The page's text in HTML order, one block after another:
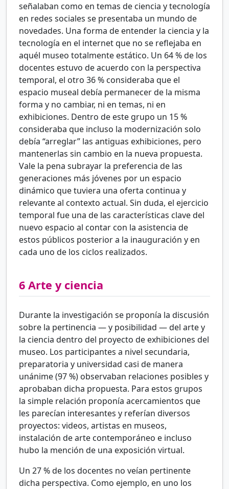
señalaban como en temas de ciencia y tecnología
en redes sociales se presentaba un mundo de
novedades. Una forma de entender la ciencia y la
tecnología en el internet que no se reflejaba en
aquél museo totalmente estático. Un 64% de los
docentes estuvo de acuerdo con la perspectiva
temporal, el otro 36% consideraba que el
espacio museal debía permanecer de la misma
forma y no cambiar, ni en temas, ni en
exhibiciones. Dentro de este grupo un 15%
consideraba que incluso la modernización solo
debía “arreglar” las antiguas exhibiciones, pero
mantenerlas sin cambio en la nueva propuesta.
Vale la pena subrayar la preferencia de las
generaciones más jóvenes por un espacio
dinámico que tuviera una oferta continua y
relevante al contexto actual. Sin duda, el ejercicio
temporal fue una de las características clave del
nuevo espacio al contar con la asistencia de
estos públicos posterior a la inauguración y en
cada uno de los ciclos realizados.
6 Arte y ciencia
Durante la investigación se proponía la discusión
sobre la pertinencia — y posibilidad — del arte y
la ciencia dentro del proyecto de exhibiciones del
museo. Los participantes a nivel secundaria,
preparatoria y universidad casi de manera
unánime (97%) observaban relaciones posibles y
aprobaban dicha propuesta. Para estos grupos
la simple relación proponía acercamientos que
les parecían interesantes y referían diversos
proyectos: videos, artistas en museos,
instalación de arte contemporáneo e incluso
hubo la mención de una exposición virtual.
Un 27% de los docentes no veían pertinente
dicha perspectiva. Como ejemplo, en uno los